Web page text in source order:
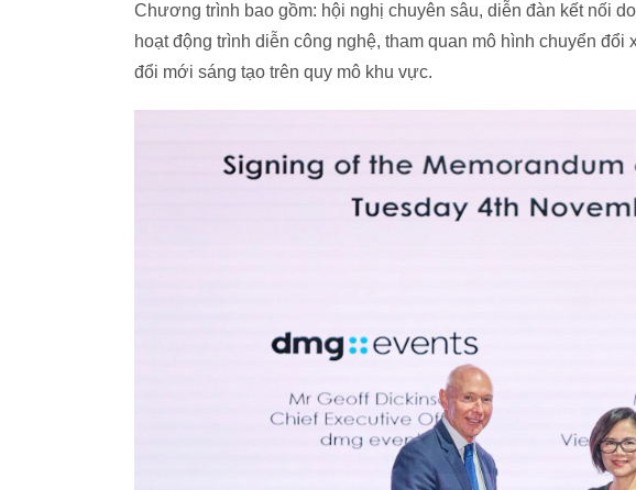
Chương trình bao gồm: hội nghị chuyên sâu, diễn đàn kết nối
hoạt động trình diễn công nghệ, tham quan mô hình chuyển
đổi mới sáng tạo trên quy mô khu vực.